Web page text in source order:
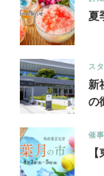
夏
ス
新
の
催